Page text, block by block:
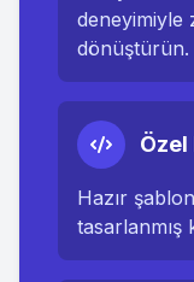
deneyimiyle
dönüştürün.
Özel
Hazır
tasarlanmış